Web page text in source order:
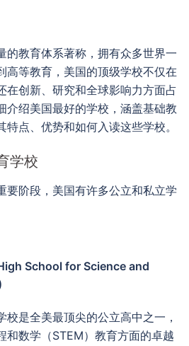
的教育体系著称，拥有众多世界一
高等教育，美国的顶级学校不仅在
在创新、研究和全球影响力方面占
介绍美国最好的学校，涵盖基础教
点、优势和如何入读这些学校。
学校
要阶段，美国有许多公立和私立学
School for Science and
是全美最顶尖的公立高中之一，
和数学（STEM）教育方面的卓越